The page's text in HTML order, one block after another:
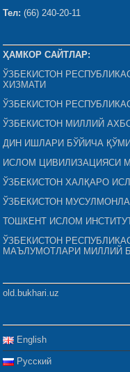
Тел: (66) 240-20-11
ҲАМКОР САЙТЛАР:
ЎЗБЕКИСТОН
ХИЗМАТИ
ЎЗБЕКИСТОН
ЎЗБЕКИСТОН МИЛЛИЙ
ДИН ИШЛАРИ БЎЙИЧА
ИСЛОМ ЦИВИЛИЗАЦИЯСИ
ЎЗБЕКИСТОН ХАЛҚАРО
ЎЗБЕКИСТОН
ТОШКЕНТ ИСЛОМ
ЎЗБЕКИСТОН
МАЪЛУМОТЛАРИ МИЛЛИЙ
old.bukhari.uz
English
Русский